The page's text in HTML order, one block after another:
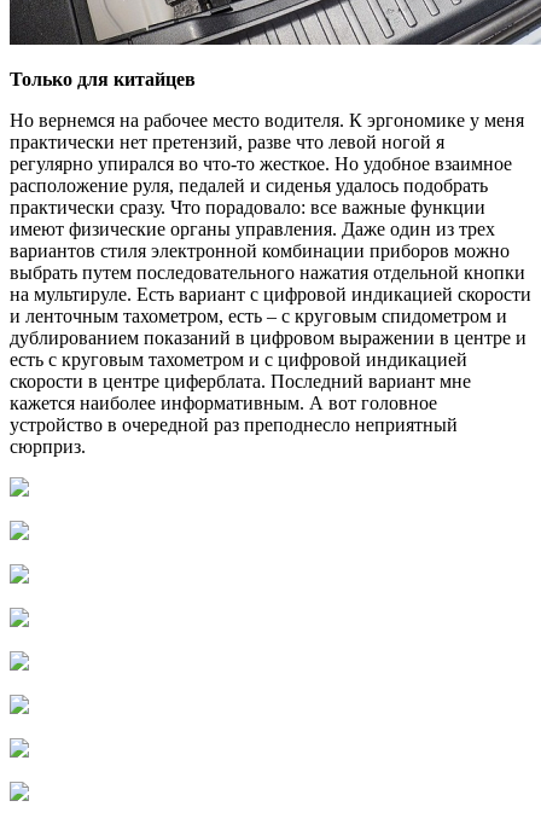
Только для китайцев
Но вернемся на рабочее место водителя. К эргономике у меня
практически нет претензий, разве что левой ногой я
регулярно упирался во что-то жесткое. Но удобное взаимное
расположение руля, педалей и сиденья удалось подобрать
практически сразу. Что порадовало: все важные функции
имеют физические органы управления. Даже один из трех
вариантов стиля электронной комбинации приборов можно
выбрать путем последовательного нажатия отдельной кнопки
на мультируле. Есть вариант с цифровой индикацией скорости
и ленточным тахометром, есть – с круговым спидометром и
дублированием показаний в цифровом выражении в центре и
есть с круговым тахометром и с цифровой индикацией
скорости в центре циферблата. Последний вариант мне
кажется наиболее информативным. А вот головное
устройство в очередной раз преподнесло неприятный
сюрприз.